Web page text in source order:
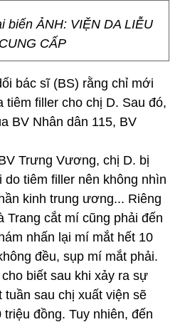
biến ẢNH: VIỆN DA LIỄU
CẤP
bác sĩ (BS) rằng chỉ mới
filler cho chị D. Sau đó,
BV Nhân dân 115, BV
Trưng Vương, chị D. bị
do tiêm filler nên không nhìn
kinh trung ương... Riêng
Trang cắt mí cũng phải đến
nhấn lại mí mắt hết 10
đều, sụp mí mắt phải.
biết sau khi xảy ra sự
tuần sau chị xuất viện sẽ
đồng. Tuy nhiên, đến